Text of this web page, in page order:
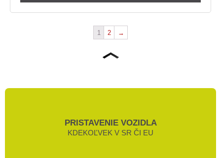
1 2 →
PRISTAVENIE VOZIDLA
KDEKOĽVEK V SR ČI EU